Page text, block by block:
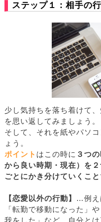
ステップ１：相手の
少し気持ちを落ち着けて
を思い返してみましょう。
そして、それを紙やパソ
ょう。
ポイント はこの時に ３つ
から良い時期・現在）を
ごとにかき分けていくこと
【恋愛以外の行動】
…例え
「転勤で移動になった」